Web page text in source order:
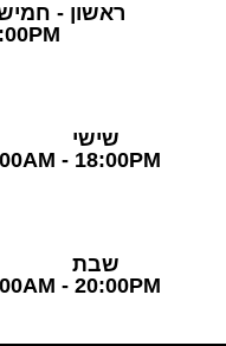
ראשון
- 18:00PM
- 20:00PM